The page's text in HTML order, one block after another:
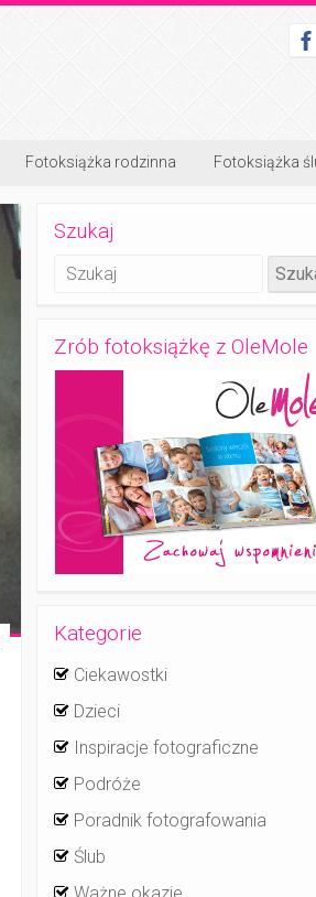
Fotoksiążka rodzinna Fotoksiążka
Szukaj
Zrób fotoksiążkę z OleMole
Kategorie
Ciekawostki
Dzieci
Inspiracje fotograficzne
Podróże
Poradnik fotografowania
Ślub